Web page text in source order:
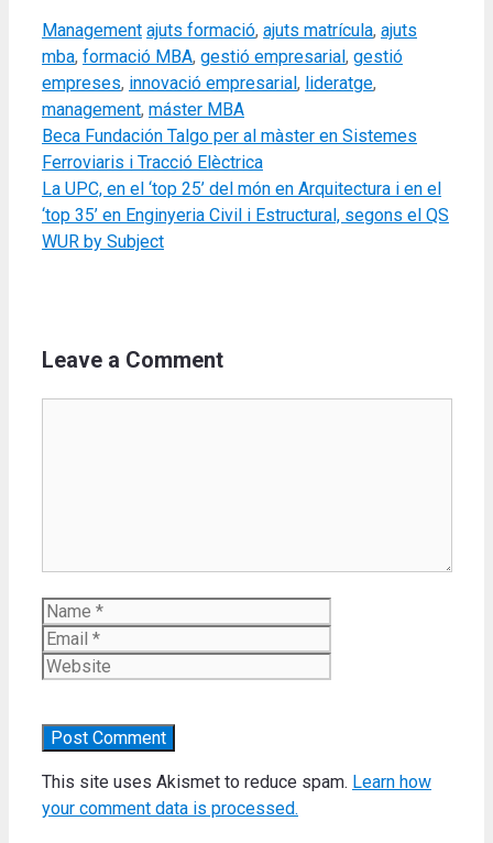
Categories
Management Tags
ajuts formació, ajuts matrícula, ajuts
mba, formació MBA, gestió empresarial , gestió
empreses, innovació empresarial , lideratge,
management, máster MBA
Beca Fundación Talgo per al màster en Sistemes
Ferroviaris i Tracció Elèctrica
La UPC, en el ‘top 25’ del món en Arquitectura i en el
‘top 35’ en Enginyeria Civil i Estructural, segons el QS
WUR by Subject
Leave a Comment
Name
This site uses Akismet to reduce spam. Learn how
your comment data is processed.